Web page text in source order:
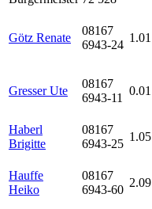
Götz Renate
08167
6943-24
1.01
Gresser Ute
08167
6943-11
0.01
Haberl
Brigitte
08167
6943-25
1.05
Hauffe
Heiko
08167
6943-60
2.09